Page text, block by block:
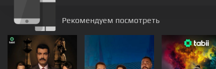
Рекомендуем посмотреть